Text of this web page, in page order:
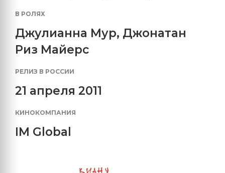
В РОЛЯХ
Джулианна Мур, Джонатан
Риз Майерс
РЕЛИЗ В РОССИИ
21 апреля 2011
КИНОКОМПАНИЯ
IM Global